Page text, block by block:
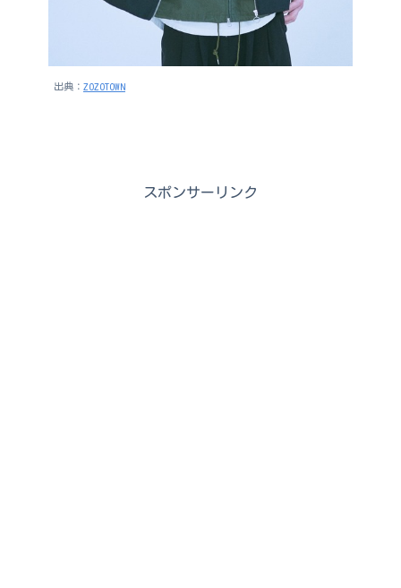
出典： ZOZOTOWN
スポンサーリンク